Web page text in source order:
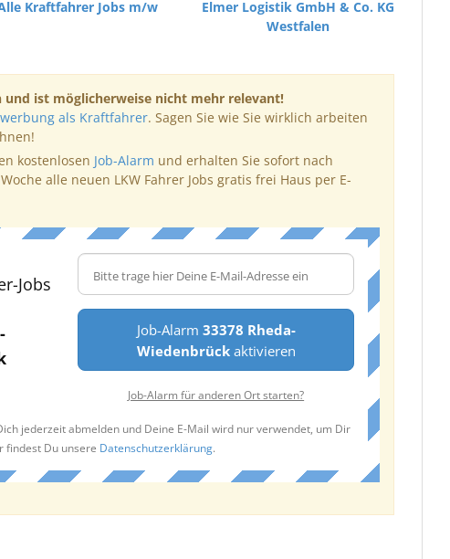
Kraftfahrer Jobs m/w
Elmer Logistik GmbH & Co. KG
Westfalen
und ist möglicherweise nicht mehr relevant!
als Kraftfahrer. Sagen Sie wie Sie wirklich arbeiten
kostenlosen Job-Alarm und erhalten Sie sofort nach
alle neuen LKW Fahrer Jobs gratis frei Haus per E-
Jobs
Job-Alarm 33378 Rheda-
Wiedenbrückaktivieren
Job-Alarm für anderen Ort starten?
jederzeit abmelden und Deine E-Mail wird nur verwendet, um Dir
findest Du unsere Datenschutzerklärung.